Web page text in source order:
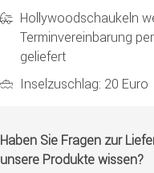
Hollywoodschaukeln
Terminvereinbarung
geliefert
Inselzuschlag: 20 Euro
Haben Sie Fragen zur
unsere Produkte wissen?